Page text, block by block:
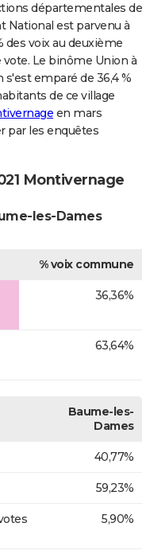
départementales de
National est parvenu à
voix au deuxième
Le binôme Union à
s'est emparé de 36,4 %
de ce village
en mars
par les enquêtes
Montivernage
les-Dames
% voix commune
36,36%
63,64%
Baume-les-
Dames
40,77%
59,23%
5,90%